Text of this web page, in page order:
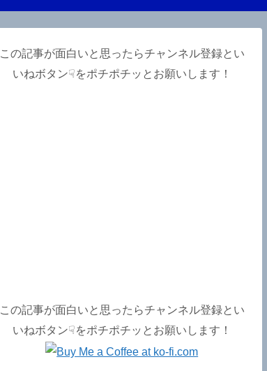
この記事が面白いと思ったらチャンネル登録とい
いねボタン☟をポチポチッとお願いします！
この記事が面白いと思ったらチャンネル登録とい
いねボタン☟をポチポチッとお願いします！